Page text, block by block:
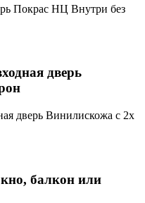
дверь
балкон или